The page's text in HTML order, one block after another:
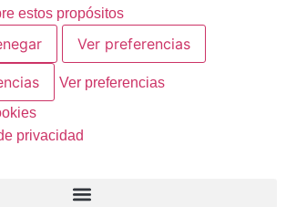
estos propósitos
Ver preferencias
Ver preferencias
privacidad